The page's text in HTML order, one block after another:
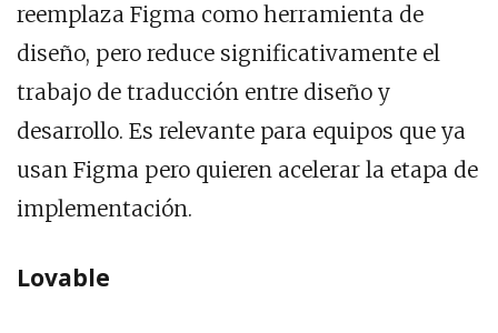
reemplaza Figma como herramienta de
diseño, pero reduce significativamente el
trabajo de traducción entre diseño y
desarrollo. Es relevante para equipos que ya
usan Figma pero quieren acelerar la etapa de
implementación.
Lovable